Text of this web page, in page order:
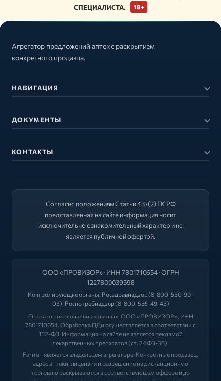
СПЕЦИАЛИСТА.
18+
Агрегатор предложений аптек с раскрытием
конкретного продавца.
НАВИГАЦИЯ
ДОКУМЕНТЫ
КОНТАКТЫ
Согласно положениям Статьи 437(2) ГК РФ
представленная на сайте информация носит
исключительно ознакомительный характер и не
является публичной офертой.
ООО «ПРОВИЗОР» · ИНН 7801710654 · ОГРН
1227800039598
Контролирующие органы: Росздравнадзор(8-800-550-99-
03), Роспотребнадзор(8-800-555-49-43)
Оператор персональных данных: ООО «ПРОВИЗОР», ИНН
7801710654. Обработка ПДн осуществляется в соответствии с
152-ФЗ. Информация на сайте не является рекламой
лекарственных препаратов (ст. 24 ФЗ-38).
Farma+ является владельцем агрегатора. Конкретные продавец,
адрес аптеки, лицензия и разрешение на дистанционную
торговлю раскрываются в соответствующем оффере и до